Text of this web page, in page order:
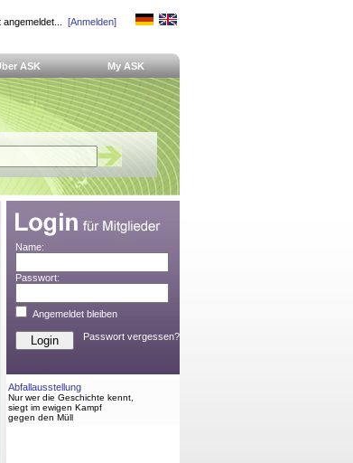
angemeldet... [Anmelden]
ASK My ASK
Name:
Passwort:
Angemeldet bleiben
Passwort vergessen?
Abfallausstellung
Nur wer die Geschichte kennt,
siegt im ewigen Kampf
gegen den Müll